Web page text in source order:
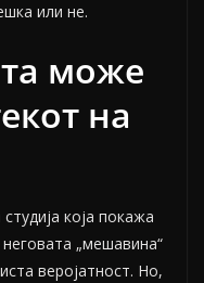
или не.
може
на
која покажа
„мешавина“
веројатност. Но,